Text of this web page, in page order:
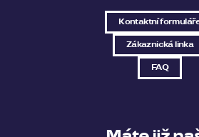
Kontaktní
Zákaznická linka
FAQ